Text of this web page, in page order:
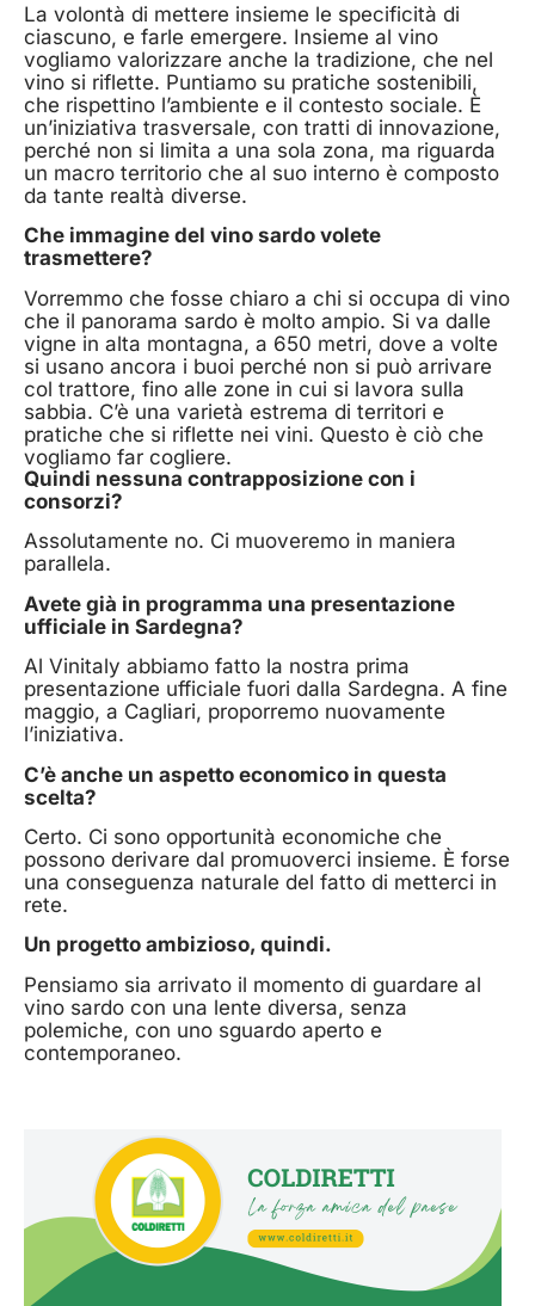
La volontà di mettere insieme le specificità di
ciascuno, e farle emergere. Insieme al vino
vogliamo valorizzare anche la tradizione, che nel
vino si riflette. Puntiamo su pratiche sostenibili,
che rispettino l’ambiente e il contesto sociale. È
un’iniziativa trasversale, con tratti di innovazione,
perché non si limita a una sola zona, ma riguarda
un macro territorio che al suo interno è composto
da tante realtà diverse.
Che immagine del vino sardo volete
trasmettere?
Vorremmo che fosse chiaro a chi si occupa di vino
che il panorama sardo è molto ampio. Si va dalle
vigne in alta montagna, a 650 metri, dove a volte
si usano ancora i buoi perché non si può arrivare
col trattore, fino alle zone in cui si lavora sulla
sabbia. C’è una varietà estrema di territori e
pratiche che si riflette nei vini. Questo è ciò che
vogliamo far cogliere.
Quindi nessuna contrapposizione con i
consorzi?
Assolutamente no. Ci muoveremo in maniera
parallela.
Avete già in programma una presentazione
ufficiale in Sardegna?
Al Vinitaly abbiamo fatto la nostra prima
presentazione ufficiale fuori dalla Sardegna. A fine
maggio, a Cagliari, proporremo nuovamente
l’iniziativa.
C’è anche un aspetto economico in questa
scelta?
Certo. Ci sono opportunità economiche che
possono derivare dal promuoverci insieme. È forse
una conseguenza naturale del fatto di metterci in
rete.
Un progetto ambizioso, quindi.
Pensiamo sia arrivato il momento di guardare al
vino sardo con una lente diversa, senza
polemiche, con uno sguardo aperto e
contemporaneo.